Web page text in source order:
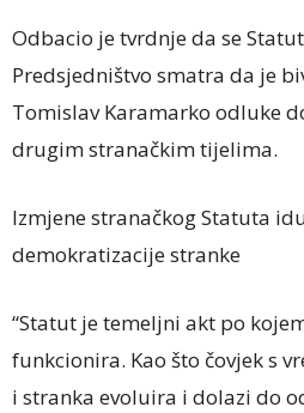
Odbacio je tvrdnje da se
Predsjedništvo smatra da je
Tomislav Karamarko odluke
drugim stranačkim tijelima.
Izmjene stranačkog Statuta
demokratizacije stranke
“Statut je temeljni akt po
funkcionira. Kao što čovjek s
i stranka evoluira i dolazi do